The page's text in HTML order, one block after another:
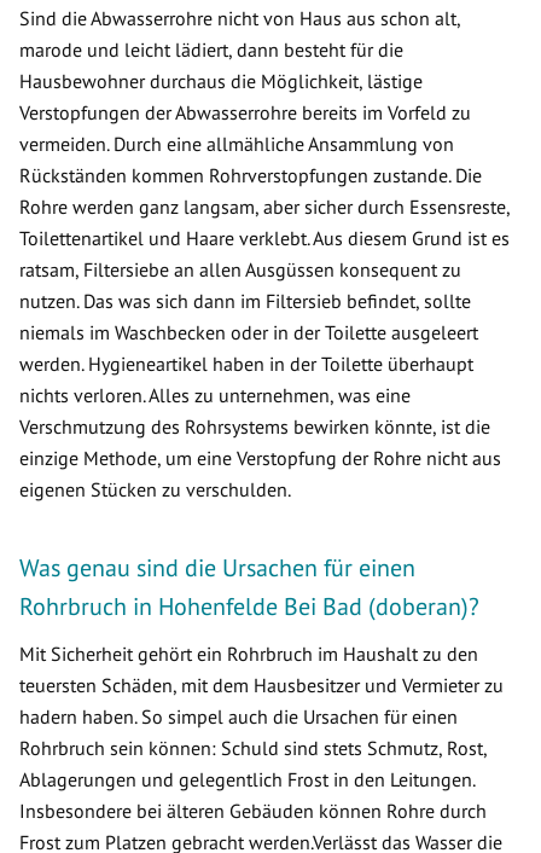
Sind die Abwasserrohre nicht von Haus aus schon alt,
marode und leicht lädiert, dann besteht für die
Hausbewohner durchaus die Möglichkeit, lästige
Verstopfungen der Abwasserrohre bereits im Vorfeld zu
vermeiden. Durch eine allmähliche Ansammlung von
Rückständen kommen Rohrverstopfungen zustande. Die
Rohre werden ganz langsam, aber sicher durch Essensreste,
Toilettenartikel und Haare verklebt. Aus diesem Grund ist es
ratsam, Filtersiebe an allen Ausgüssen konsequent zu
nutzen. Das was sich dann im Filtersieb befindet, sollte
niemals im Waschbecken oder in der Toilette ausgeleert
werden. Hygieneartikel haben in der Toilette überhaupt
nichts verloren. Alles zu unternehmen, was eine
Verschmutzung des Rohrsystems bewirken könnte, ist die
einzige Methode, um eine Verstopfung der Rohre nicht aus
eigenen Stücken zu verschulden.
Was genau sind die Ursachen für einen
Rohrbruch in Hohenfelde Bei Bad (doberan)?
Mit Sicherheit gehört ein Rohrbruch im Haushalt zu den
teuersten Schäden, mit dem Hausbesitzer und Vermieter zu
hadern haben. So simpel auch die Ursachen für einen
Rohrbruch sein können: Schuld sind stets Schmutz, Rost,
Ablagerungen und gelegentlich Frost in den Leitungen.
Insbesondere bei älteren Gebäuden können Rohre durch
Frost zum Platzen gebracht werden.Verlässt das Wasser die